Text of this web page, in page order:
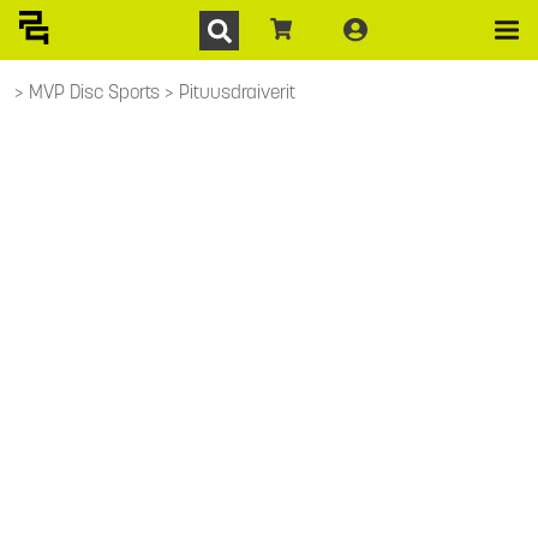
MVP Disc Sports Pituusdraiverit